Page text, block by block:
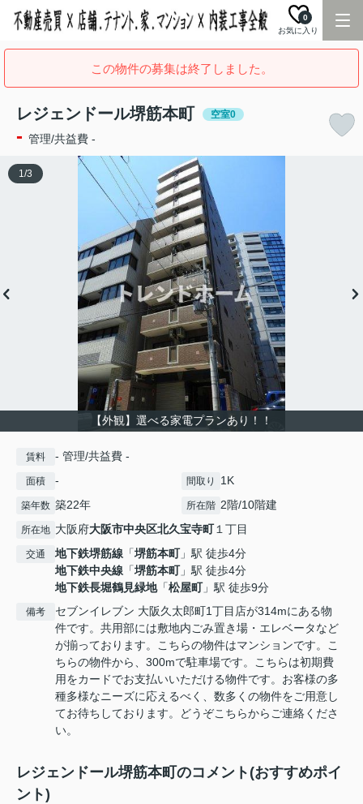
お気に入り
0
この物件の募集は終了しました。
レジェンドール堺筋本町 空室0
- 管理/共益費 -
【外観】選べる家電プランあり！！
1/3
賃料 - 管理/共益費 -
面積 - 間取り 1K
築年数 築22年 所在階 2階/10階建
所在地 大阪府大阪市中央区北久宝寺町１丁目
交通 地下鉄堺筋線 「堺筋本町」駅 徒歩4分
地下鉄中央線 「堺筋本町」駅 徒歩4分
地下鉄長堀鶴見緑地「松屋町」駅 徒歩9分
備考
セブンイレブン 大阪久太郎町1丁目店が314mにある物
件です。共用部には敷地内ごみ置き場・エレベータなど
が揃っております。こちらの物件はマンションです。こ
ちらの物件から、300mで駐車場です。こちらは初期費
用をカードでお支払いいただける物件です。お客様の多
種多様なニーズに応えるべく、数多くの物件をご用意し
てお待ちしております。どうぞこちらからご連絡くださ
い。
レジェンドール堺筋本町のコメント(おすすめポイ
ント)